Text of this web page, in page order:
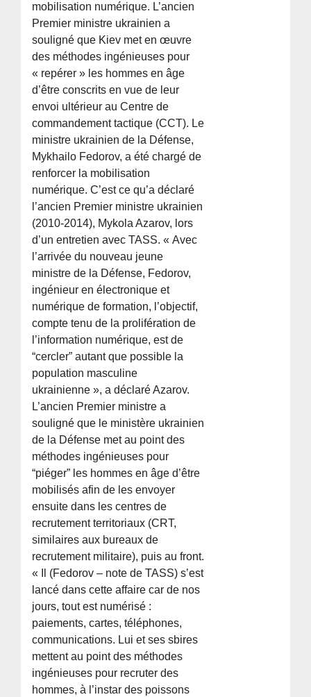
mobilisation numérique. L’ancien
Premier ministre ukrainien a
souligné que Kiev met en œuvre
des méthodes ingénieuses pour
« repérer » les hommes en âge
d’être conscrits en vue de leur
envoi ultérieur au Centre de
commandement tactique (CCT). Le
ministre ukrainien de la Défense,
Mykhailo Fedorov, a été chargé de
renforcer la mobilisation
numérique. C’est ce qu’a déclaré
l’ancien Premier ministre ukrainien
(2010-2014), Mykola Azarov, lors
d’un entretien avec TASS. « Avec
l’arrivée du nouveau jeune
ministre de la Défense, Fedorov,
ingénieur en électronique et
numérique de formation, l’objectif,
compte tenu de la prolifération de
l’information numérique, est de
“cercler” autant que possible la
population masculine
ukrainienne », a déclaré Azarov.
L’ancien Premier ministre a
souligné que le ministère ukrainien
de la Défense met au point des
méthodes ingénieuses pour
“piéger” les hommes en âge d’être
mobilisés afin de les envoyer
ensuite dans les centres de
recrutement territoriaux (CRT,
similaires aux bureaux de
recrutement militaire), puis au front.
« Il (Fedorov – note de TASS) s’est
lancé dans cette affaire car de nos
jours, tout est numérisé :
paiements, cartes, téléphones,
communications. Lui et ses sbires
mettent au point des méthodes
ingénieuses pour recruter des
hommes, à l’instar des poissons